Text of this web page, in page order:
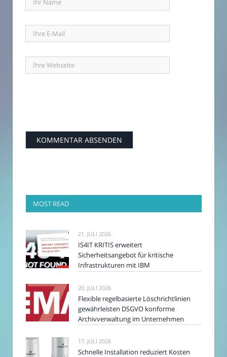
MOST READ
21. JULI 2026
IS4IT KRITIS erweitert
Sicherheitsangebot für kritische
Infrastrukturen mit IBM
20. JULI 2026
Flexible regelbasierte Löschrichtlinien
gewährleisten DSGVO konforme
Archivverwaltung im Unternehmen
17. JULI 2026
Schnelle Installation reduziert Kosten